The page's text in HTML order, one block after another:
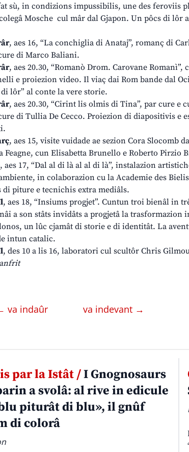
sù, in condizions impussibilis, une des feroviis
Mosche cul mâr dal Gjapon. Un pôcs di lôr
, aes 16, “La conchiglia di Anataj”, romanç di
di Marco Baliani.
, aes 20.30, “Romanò Drom. Carovane
e proiezion video. Il viaç dai Rom bande dal
lôr” al conte la vere storie.
, aes 20.30, “Cirint lis olmis di Tina”, par cure e
di Tullia De Cecco. Proiezion di diapositivis e
, aes 15, visite vuidade ae sezion Cora Slocomb
Feagne, cun Elisabetta Brunello e Roberto Pirzio
, aes 17, “Dal al di là al al di là”, instalazion
in colaborazion cu la Academie des
di piture e tecnichis extra mediâls.
, aes 18, “Insiums progjet”. Cuntun troi bienâl in
a son stâts invidâts a progjetâ la trasformazion
un lûc cjamât di storie e di identitât. La
intun catalic.
, des 10 a lis 16, laboratori cul scultôr Chris
va indaûr va indevant →
par la Istât /I Gnognosaurs
a svolâ: al rive in edicule
piturât di blu», il gnûf
di colorâ